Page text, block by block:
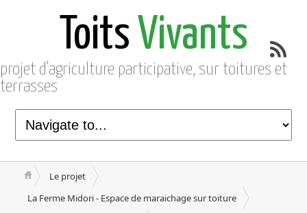
Toits Vivants
projet d'agriculture participative, sur toitures et
terrasses
Le projet
La Ferme Midori - Espace de maraichage sur toiture